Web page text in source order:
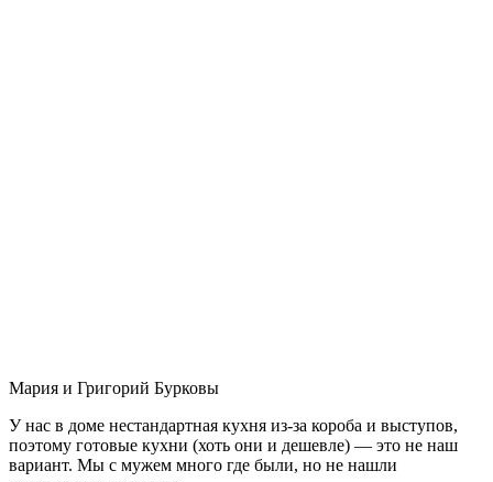
Мария и Григорий Бурковы
У нас в доме нестандартная кухня из-за короба и выступов,
поэтому готовые кухни (хоть они и дешевле) — это не наш
вариант. Мы с мужем много где были, но не нашли